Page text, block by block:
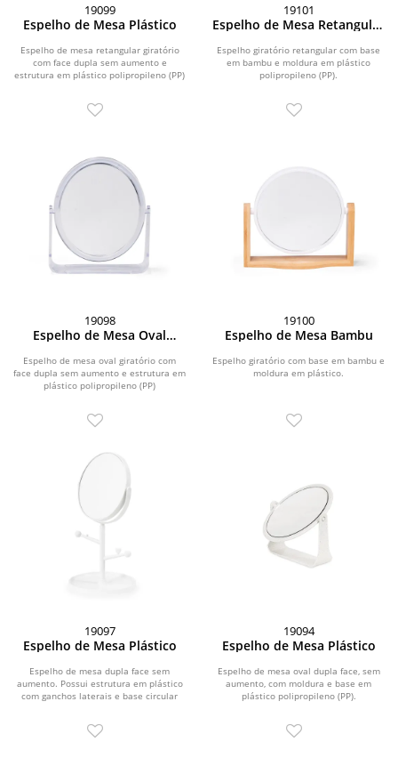
19099
Espelho de Mesa Plástico
Espelho de mesa retangular giratório
com face dupla sem aumento e
estrutura em plástico polipropileno (PP)
19101
Espelho de Mesa Retangular
Espelho giratório retangular com base
em bambu e moldura em plástico
polipropileno (PP).
19098
Espelho de Mesa Oval
Espelho de mesa oval giratório com
face dupla sem aumento e estrutura em
plástico polipropileno (PP)
19100
Espelho de Mesa Bambu
Espelho giratório com base em bambu e
moldura em plástico.
19097
Espelho de Mesa Plástico
Espelho de mesa dupla face sem
aumento. Possui estrutura em plástico
com ganchos laterais e base circular
19094
Espelho de Mesa Plástico
Espelho de mesa oval dupla face, sem
aumento, com moldura e base em
plástico polipropileno (PP).